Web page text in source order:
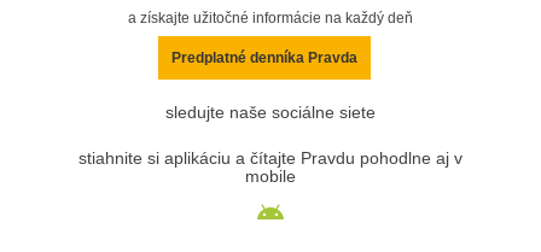
a získajte užitočné informácie na každý deň
Predplatné denníka Pravda
sledujte naše sociálne siete
stiahnite si aplikáciu a čítajte Pravdu pohodlne aj v
mobile